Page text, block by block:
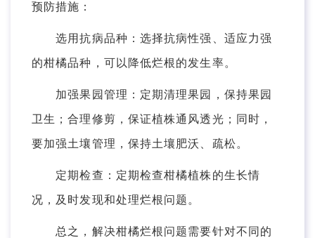
预防措施：
选用抗病品种：选择抗病性强、适应力强
的柑橘品种，可以降低烂根的发生率。
加强果园管理：定期清理果园，保持果园
卫生；合理修剪，保证植株通风透光；同时，
要加强土壤管理，保持土壤肥沃、疏松。
定期检查：定期检查柑橘植株的生长情
况，及时发现和处理烂根问题。
总之，解决柑橘烂根问题需要针对不同的